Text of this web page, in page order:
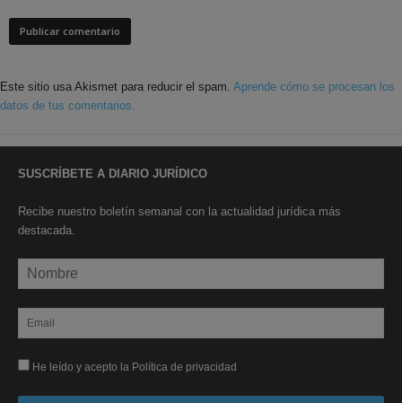
Este sitio usa Akismet para reducir el spam. Aprende cómo se procesan los
datos de tus comentarios.
SUSCRÍBETE A DIARIO JURÍDICO
Recibe nuestro boletín semanal con la actualidad jurídica más
destacada.
He leído y acepto la Política de privacidad